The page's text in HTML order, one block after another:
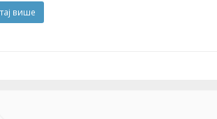
више